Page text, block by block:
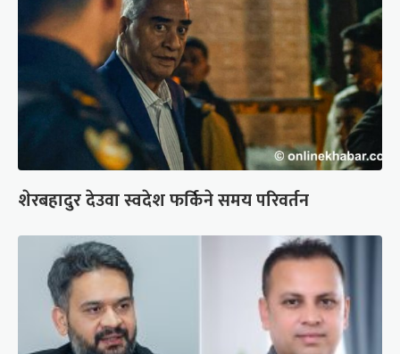
शेरबहादुर देउवा स्वदेश फर्किने समय परिवर्तन